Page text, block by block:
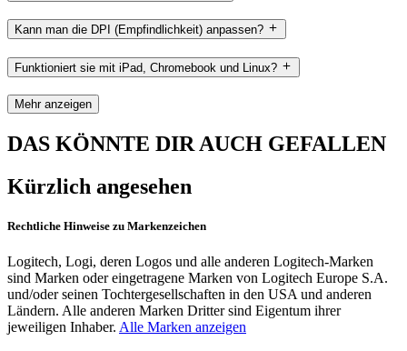
Kann man die DPI (Empfindlichkeit) anpassen?
Funktioniert sie mit iPad, Chromebook und Linux?
Mehr anzeigen
DAS KÖNNTE DIR AUCH GEFALLEN
Kürzlich angesehen
Rechtliche Hinweise zu Markenzeichen
Logitech, Logi, deren Logos und alle anderen Logitech-Marken
sind Marken oder eingetragene Marken von Logitech Europe S.A.
und/oder seinen Tochtergesellschaften in den USA und anderen
Ländern. Alle anderen Marken Dritter sind Eigentum ihrer
jeweiligen Inhaber. Alle Marken anzeigen